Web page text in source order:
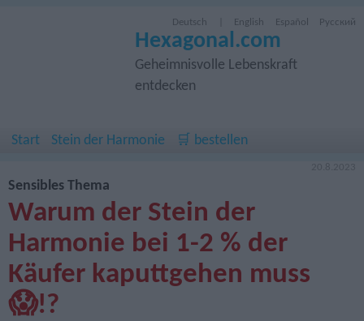
Deutsch English Español Русский
Hexagonal.com
Geheimnisvolle Lebenskraft
entdecken
Start Stein der Harmonie 🛒 bestellen
Sensibles Thema
Warum der Stein der
Harmonie bei 1-2 % der
Käufer kaputtgehen muss
😱!?